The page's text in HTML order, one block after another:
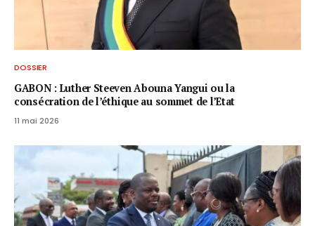
DOSSIER
GABON : Luther Steeven Abouna Yangui ou la
consécration de l’éthique au sommet de l’Etat
11 mai 2026